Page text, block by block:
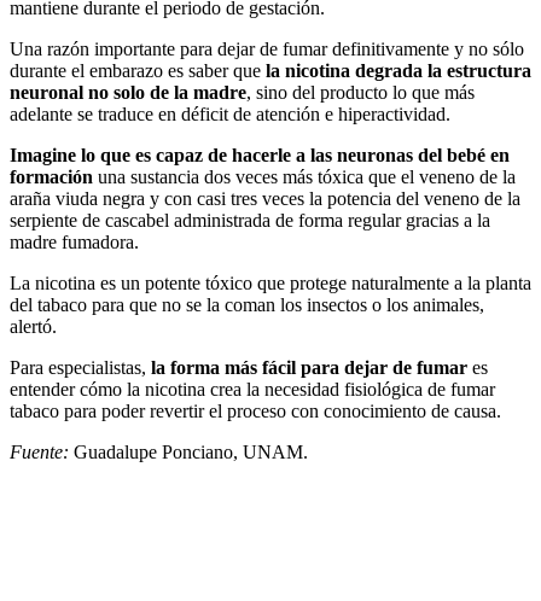
mantiene durante el periodo de gestación.
Una razón importante para dejar de fumar definitivamente y no sólo
durante el embarazo es saber que la nicotina degrada la estructura
neuronal no solo de la madre, sino del producto lo que más
adelante se traduce en déficit de atención e hiperactividad.
Imagine lo que es capaz de hacerle a las neuronas del bebé en
formación una sustancia dos veces más tóxica que el veneno de la
araña viuda negra y con casi tres veces la potencia del veneno de la
serpiente de cascabel administrada de forma regular gracias a la
madre fumadora.
La nicotina es un potente tóxico que protege naturalmente a la planta
del tabaco para que no se la coman los insectos o los animales,
alertó.
Para especialistas, la forma más fácil para dejar de fumar es
entender cómo la nicotina crea la necesidad fisiológica de fumar
tabaco para poder revertir el proceso con conocimiento de causa.
Fuente: Guadalupe Ponciano, UNAM.